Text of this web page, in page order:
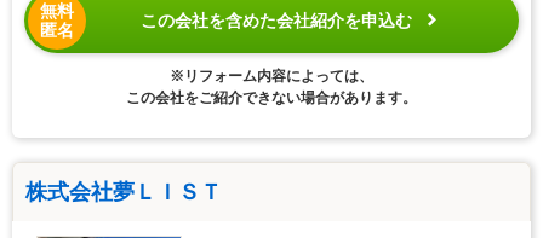
無料
匿名
この会社を含めた会社紹介を申込む
※リフォーム内容によっては、
この会社をご紹介できない場合があります。
株式会社夢ＬＩＳＴ